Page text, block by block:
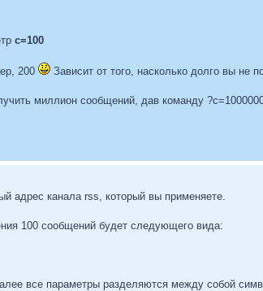
c=100
200 Зависит от того, насколько долго вы не
миллион сообщений, дав команду
адрес канала rss, который вы применяете.
100 сообщений будет следующего вида:
все параметры разделяются между собой